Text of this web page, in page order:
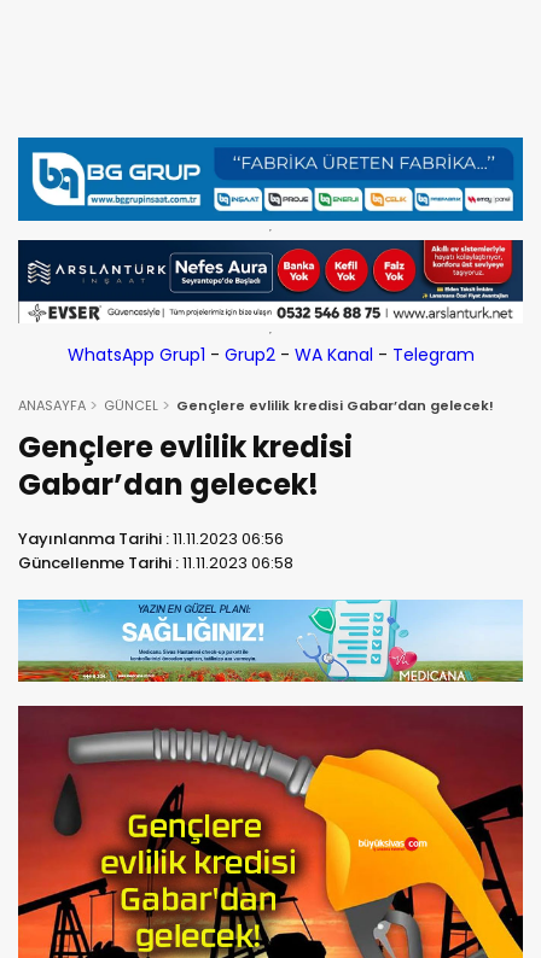
WhatsApp Grup1 - Grup2- WA Kanal - Telegram
ANASAYFA GÜNCEL Gençlere evlilik kredisi Gabar’dan gelecek!
Gençlere evlilik kredisi
Gabar’dan gelecek!
Yayınlanma Tarihi :11.11.2023 06:56
Güncellenme Tarihi :11.11.2023 06:58